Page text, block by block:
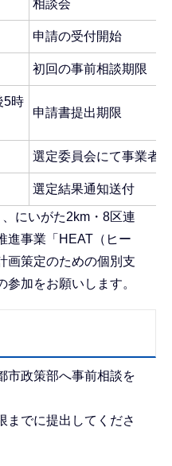
相談会
申請の受付開始
初回の事前相談期限
5時
申請書提出期限
選定委員会にて事業者
選定結果通知送付
にいがた2km・8区連
進事業「HEAT（ヒー
画策定のための個別支
加をお願いします。
市政策部へ事前相談を
までに提出してくださ